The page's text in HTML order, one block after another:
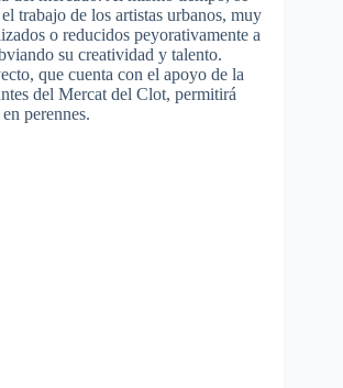
trabajo de los artistas urbanos, muy
o reducidos peyorativamente a
su creatividad y talento.
que cuenta con el apoyo de la
del Mercat del Clot, permitirá
perennes.